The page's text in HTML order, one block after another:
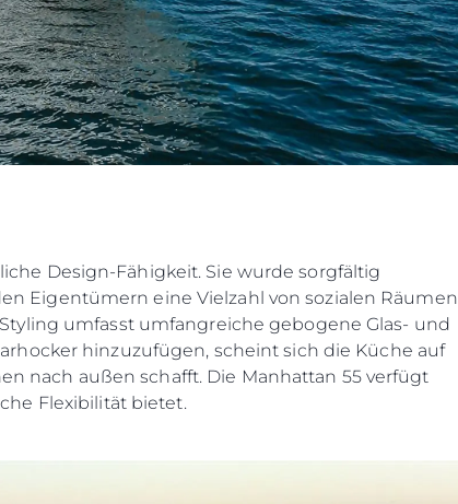
Design-Fähigkeit. Sie wurde sorgfältig
Eigentümern eine Vielzahl von sozialen Räumen
umfasst umfangreiche gebogene Glas- und
hinzuzufügen, scheint sich die Küche auf
nach außen schafft. Die Manhattan 55 verfügt
Flexibilität bietet.